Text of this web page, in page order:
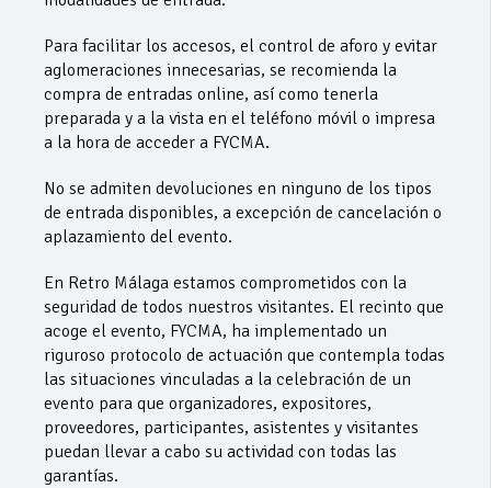
Para facilitar los accesos, el control de aforo y evitar
aglomeraciones innecesarias, se recomienda la
compra de entradas online, así como tenerla
preparada y a la vista en el teléfono móvil o impresa
a la hora de acceder a FYCMA.
No se admiten devoluciones en ninguno de los tipos
de entrada disponibles, a excepción de cancelación o
aplazamiento del evento.
En Retro Málaga estamos comprometidos con la
seguridad de todos nuestros visitantes. El recinto que
acoge el evento, FYCMA, ha implementado un
riguroso protocolo de actuación que contempla todas
las situaciones vinculadas a la celebración de un
evento para que organizadores, expositores,
proveedores, participantes, asistentes y visitantes
puedan llevar a cabo su actividad con todas las
garantías.